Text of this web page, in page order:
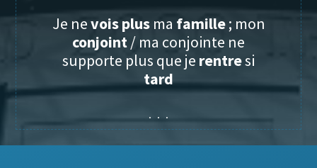
Je nevois plusma famille; mon
conjoint/ ma conjointe ne
supporte plus que je rentresi
tard
. . .